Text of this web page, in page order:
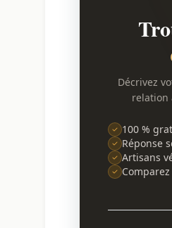
Décrivez
relation
100 %
Réponse
Artisans